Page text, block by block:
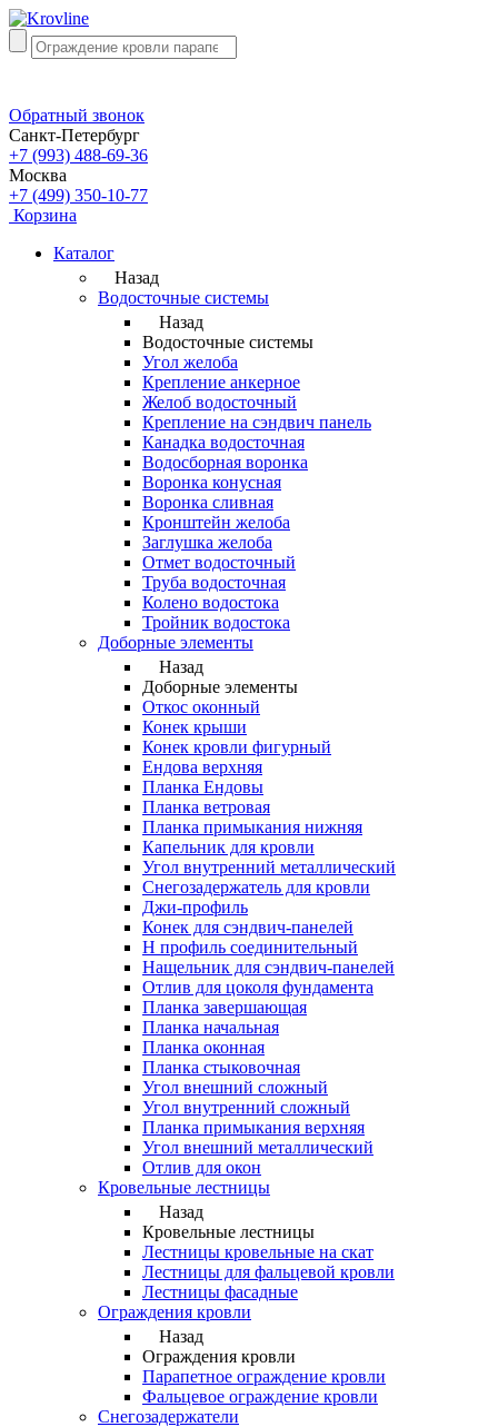
Обратный звонок
Санкт-Петербург
+7 (993) 488-69-36
Москва
+7 (499) 350-10-77
Корзина
Каталог
Назад
Водосточные системы
Назад
Водосточные системы
Угол желоба
Крепление анкерное
Желоб водосточный
Крепление на сэндвич панель
Канадка водосточная
Водосборная воронка
Воронка конусная
Воронка сливная
Кронштейн желоба
Заглушка желоба
Отмет водосточный
Труба водосточная
Колено водостока
Тройник водостока
Доборные элементы
Назад
Доборные элементы
Откос оконный
Конек крыши
Конек кровли фигурный
Ендова верхняя
Планка Ендовы
Планка ветровая
Планка примыкания нижняя
Капельник для кровли
Угол внутренний металлический
Снегозадержатель для кровли
Джи-профиль
Конек для сэндвич-панелей
Н профиль соединительный
Нащельник для сэндвич-панелей
Отлив для цоколя фундамента
Планка завершающая
Планка начальная
Планка оконная
Планка стыковочная
Угол внешний сложный
Угол внутренний сложный
Планка примыкания верхняя
Угол внешний металлический
Отлив для окон
Кровельные лестницы
Назад
Кровельные лестницы
Лестницы кровельные на скат
Лестницы для фальцевой кровли
Лестницы фасадные
Ограждения кровли
Назад
Ограждения кровли
Парапетное ограждение кровли
Фальцевое ограждение кровли
Снегозадержатели